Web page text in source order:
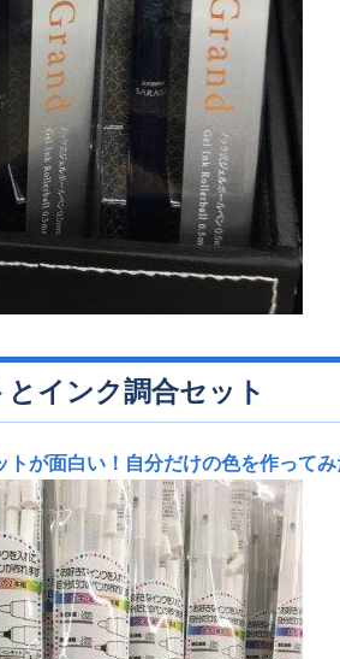
インク調合セット
が面白い！自分だけの色を作ってみ